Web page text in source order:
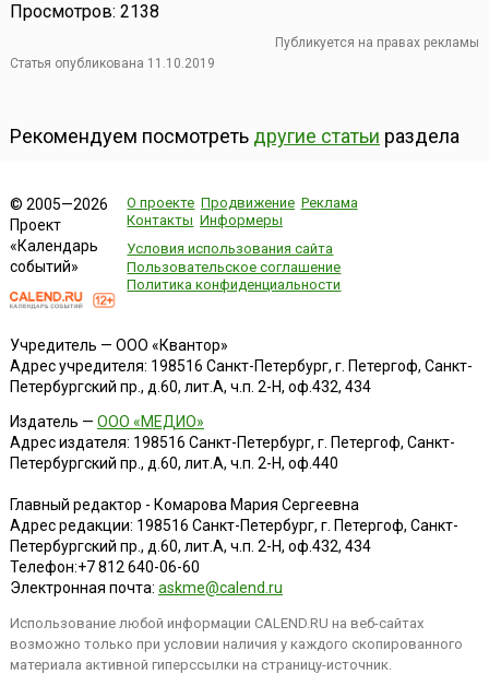
Просмотров: 2138
Публикуется на правах рекламы
Статья опубликована 11.10.2019
Рекомендуем посмотреть другие статьи раздела
© 2005—2026
Проект
«Календарь
событий»
О проекте Продвижение Реклама
Контакты Информеры
Условия использования сайта
Пользовательское соглашение
Политика конфиденциальности
Учредитель — ООО «Квантор»
Адрес учредителя: 198516 Санкт-Петербург, г. Петергоф, Санкт-
Петербургский пр., д.60, лит.А, ч.п. 2-Н, оф.432, 434
Издатель — ООО «МЕДИО»
Адрес издателя: 198516 Санкт-Петербург, г. Петергоф, Санкт-
Петербургский пр., д.60, лит.А, ч.п. 2-Н, оф.440
Главный редактор - Комарова Мария Сергеевна
Адрес редакции: 198516 Санкт-Петербург, г. Петергоф, Санкт-
Петербургский пр., д.60, лит.А, ч.п. 2-Н, оф.432, 434
Телефон:+7 812 640-06-60
Электронная почта: askme@calend.ru
Использование любой информации CALEND.RU на веб-сайтах
возможно только при условии наличия у каждого скопированного
материала активной гиперссылки на страницу-источник.